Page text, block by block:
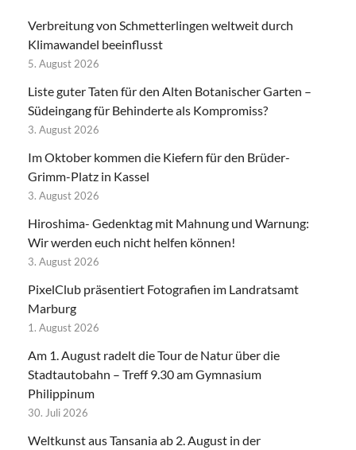
Verbreitung von Schmetterlingen weltweit durch
Klimawandel beeinflusst
5. August 2026
Liste guter Taten für den Alten Botanischer Garten –
Südeingang für Behinderte als Kompromiss?
3. August 2026
Im Oktober kommen die Kiefern für den Brüder-
Grimm-Platz in Kassel
3. August 2026
Hiroshima- Gedenktag mit Mahnung und Warnung:
Wir werden euch nicht helfen können!
3. August 2026
PixelClub präsentiert Fotografien im Landratsamt
Marburg
1. August 2026
Am 1. August radelt die Tour de Natur über die
Stadtautobahn – Treff 9.30 am Gymnasium
Philippinum
30. Juli 2026
Weltkunst aus Tansania ab 2. August in der